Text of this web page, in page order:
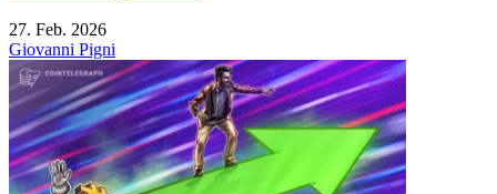
27. Feb. 2026
Giovanni Pigni